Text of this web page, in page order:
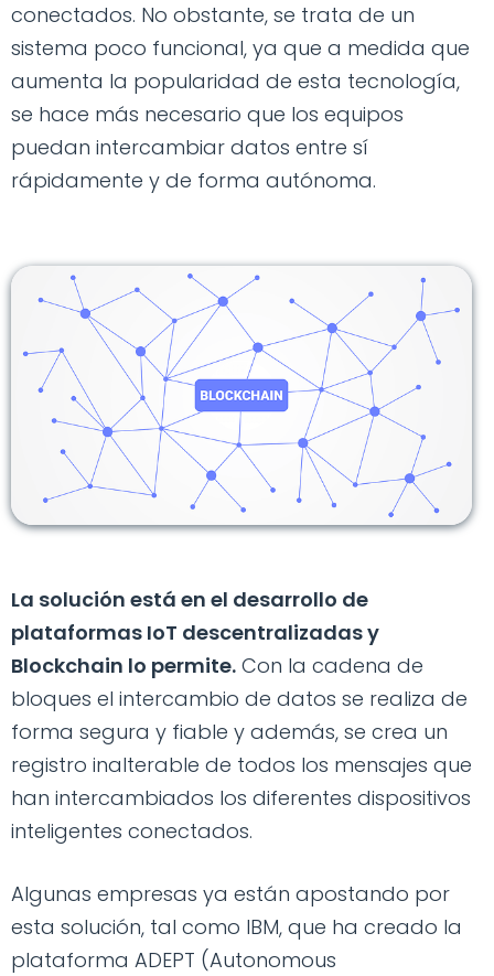
conectados. No obstante, se trata de un
sistema poco funcional, ya que a medida que
aumenta la popularidad de esta tecnología,
se hace más necesario que los equipos
puedan intercambiar datos entre sí
rápidamente y de forma autónoma.
La solución está en el desarrollo de
plataformas IoT descentralizadas y
Blockchain lo permite. Con la cadena de
bloques el intercambio de datos se realiza de
forma segura y fiable y además, se crea un
registro inalterable de todos los mensajes que
han intercambiados los diferentes dispositivos
inteligentes conectados.
Algunas empresas ya están apostando por
esta solución, tal como IBM, que ha creado la
plataforma ADEPT (Autonomous